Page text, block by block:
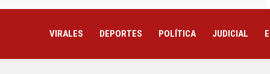
VIRALES DEPORTES POLÍTICA JUDICIAL